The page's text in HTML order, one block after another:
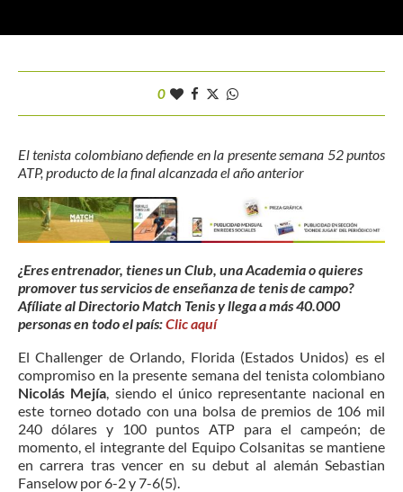
0
El tenista colombiano defiende en la presente semana 52 puntos
ATP, producto de la final alcanzada el año anterior
¿Eres entrenador, tienes un Club, una Academia o quieres
promover tus servicios de enseñanza de tenis de campo?
Afíliate al Directorio Match Tenis y llega a más 40.000
personas en todo el país:Clic aquí
El Challenger de Orlando, Florida (Estados Unidos) es el
compromiso en la presente semana del tenista colombiano
Nicolás Mejía , siendo el único representante nacional en
este torneo dotado con una bolsa de premios de 106 mil
240 dólares y 100 puntos ATP para el campeón; de
momento, el integrante del Equipo Colsanitas se mantiene
en carrera tras vencer en su debut al alemán Sebastian
Fanselow por 6-2 y 7-6(5).